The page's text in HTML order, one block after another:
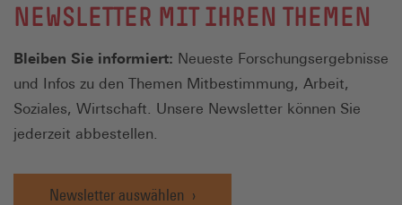
NEWSLETTER MIT IHREN THEMEN
Bleiben Sie informiert: Neueste Forschungsergebnisse
und Infos zu den Themen Mitbestimmung, Arbeit,
Soziales, Wirtschaft. Unsere Newsletter können Sie
jederzeit abbestellen.
Newsletter auswählen